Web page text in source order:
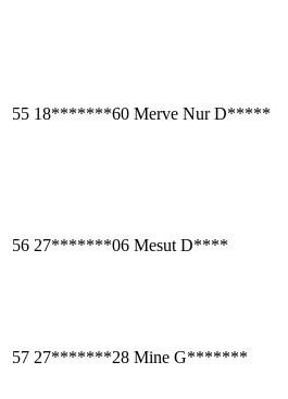
55 18*******60 Merve Nur D*****
56 27*******06 Mesut D****
57 27*******28 Mine G*******